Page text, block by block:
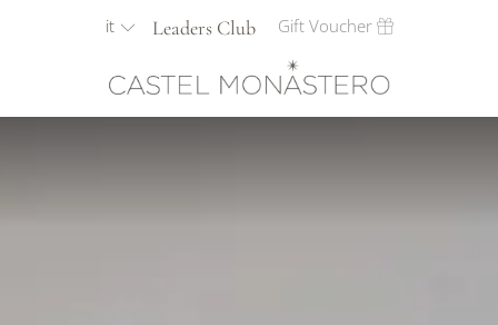
it Leaders Club Gift Voucher